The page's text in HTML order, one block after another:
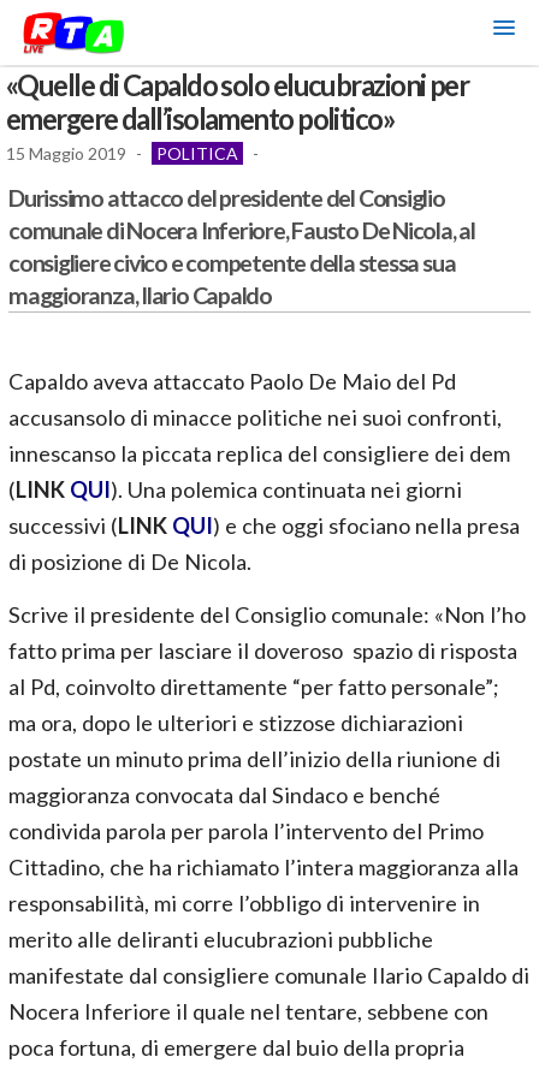
«Quelle di Capaldo solo elucubrazioni per
emergere dall’isolamento politico»
15 Maggio 2019 - POLITICA -
Durissimo attacco del presidente del Consiglio
comunale di Nocera Inferiore, Fausto De Nicola, al
consigliere civico e competente della stessa sua
maggioranza, Ilario Capaldo
Capaldo aveva attaccato Paolo De Maio del Pd
accusansolo di minacce politiche nei suoi confronti,
innescanso la piccata replica del consigliere dei dem
(LINK QUI). Una polemica continuata nei giorni
successivi (LINK QUI) e che oggi sfociano nella presa
di posizione di De Nicola.
Scrive il presidente del Consiglio comunale: «Non l’ho
fatto prima per lasciare il doveroso spazio di risposta
al Pd, coinvolto direttamente “per fatto personale”;
ma ora, dopo le ulteriori e stizzose dichiarazioni
postate un minuto prima dell’inizio della riunione di
maggioranza convocata dal Sindaco e benché
condivida parola per parola l’intervento del Primo
Cittadino, che ha richiamato l’intera maggioranza alla
responsabilità, mi corre l’obbligo di intervenire in
merito alle deliranti elucubrazioni pubbliche
manifestate dal consigliere comunale Ilario Capaldo di
Nocera Inferiore il quale nel tentare, sebbene con
poca fortuna, di emergere dal buio della propria